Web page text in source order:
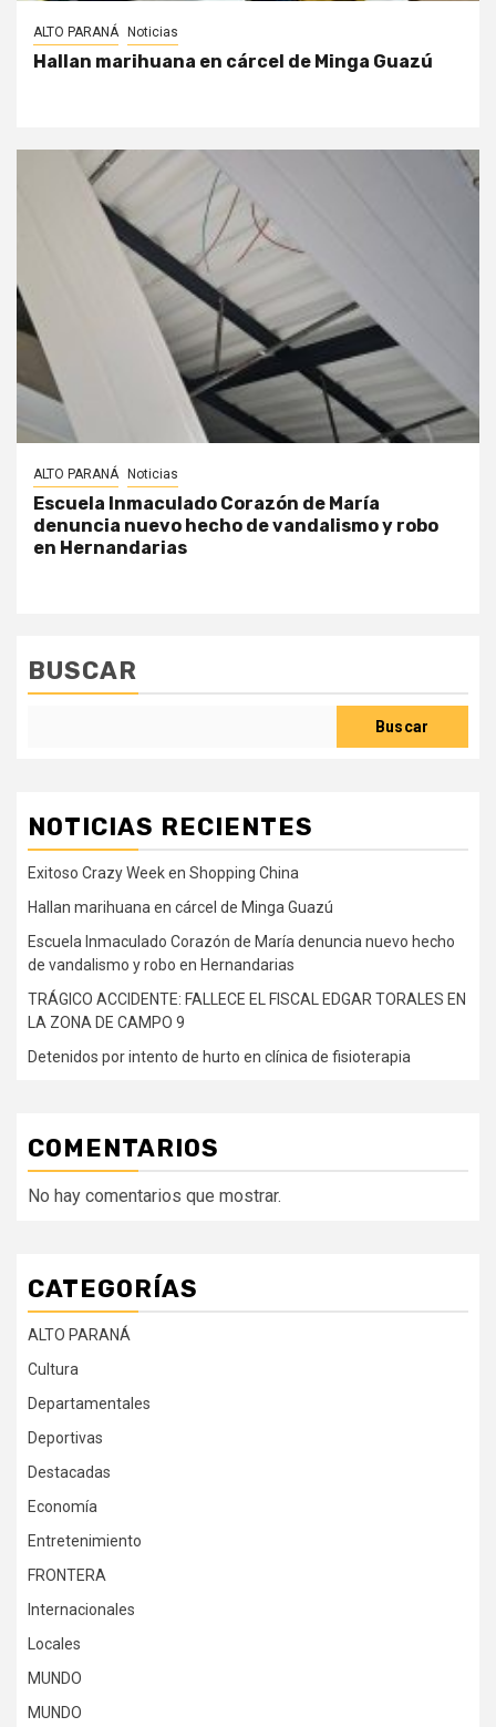
ALTO PARANÁ Noticias
Hallan marihuana en cárcel de Minga Guazú
ALTO PARANÁ Noticias
Escuela Inmaculado Corazón de María
denuncia nuevo hecho de vandalismo y robo
en Hernandarias
BUSCAR
Buscar
NOTICIAS RECIENTES
Exitoso Crazy Week en Shopping China
Hallan marihuana en cárcel de Minga Guazú
Escuela Inmaculado Corazón de María denuncia nuevo hecho
de vandalismo y robo en Hernandarias
TRÁGICO ACCIDENTE: FALLECE EL FISCAL EDGAR TORALES EN
LA ZONA DE CAMPO 9
Detenidos por intento de hurto en clínica de fisioterapia
COMENTARIOS
No hay comentarios que mostrar.
CATEGORÍAS
ALTO PARANÁ
Cultura
Departamentales
Deportivas
Destacadas
Economía
Entretenimiento
FRONTERA
Internacionales
Locales
MUNDO
MUNDO